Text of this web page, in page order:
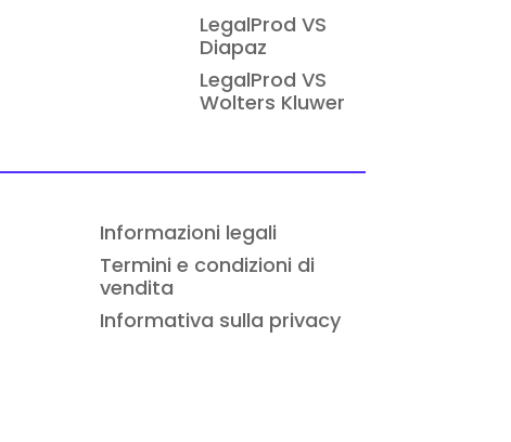
LegalProd VS
Diapaz
LegalProd VS
Wolters Kluwer
Informazioni legali
Termini e condizioni di
vendita
Informativa sulla privacy